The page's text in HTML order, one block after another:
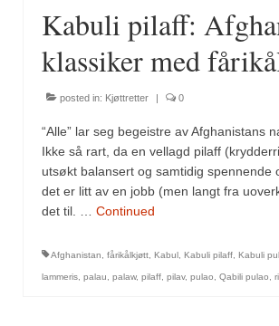
Krøderens husmannsmiks
Løpstikke
Massalé seychellois
Merian
Mirepoix
Ñora
Norsk fjordkrydder
Paprikapulver, edelsøtt
Kabuli pilaff:
klassiker med
posted in: Kjøttretter | 0
“Alle” lar seg begeistre av Afghanistans
Ikke så rart, da en vellagd pilaff
utsøkt balansert og samtidig spennende
det er litt av en jobb (men langt fra
det til. … Continued
Afghanistan fårikålkjøtt Kabul Kabuli pilaff Kabuli
lammeris palau palaw, pilaff pilav, pulao Qabili pulao